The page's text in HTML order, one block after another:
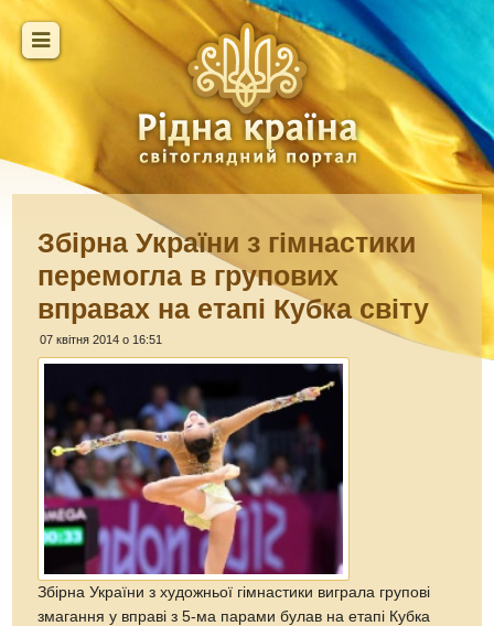
Збірна України з гімнастики
перемогла в групових
вправах на етапі Кубка світу
07 квітня 2014 о 16:51
Збірна України з художньої гімнастики виграла групові
змагання у вправі з 5-ма парами булав на етапі Кубка